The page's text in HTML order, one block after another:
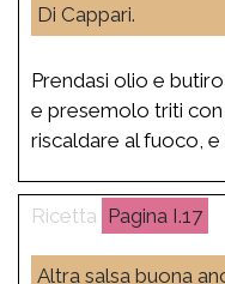
Di Cappari.
Prendasi olio e
e presemolo triti
riscaldare al fuoco, e
I.17
Altra salsa buona